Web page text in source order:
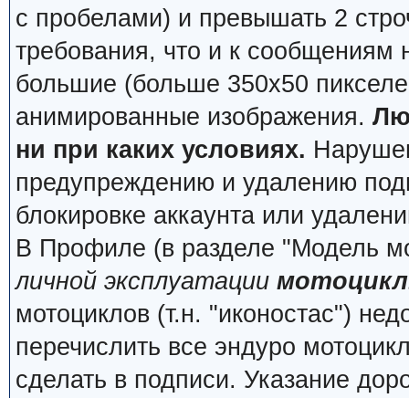
с пробелами) и превышать 2
требования, что и к
большие (больше 350x50
анимированные изображения.
ни при каких условиях.
предупреждению и удалению
блокировке аккаунта или
В Профиле (в разделе "Модель
личной эксплуатации
мотоциклов (т.н. "иконостас")
перечислить все эндуро
сделать в подписи. Указание